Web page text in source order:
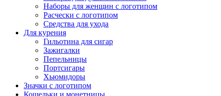
Наборы для женщин с логотипом
Расчески с логотипом
Средства для ухода
Для курения
Гильотина для сигар
Зажигалки
Пепельницы
Портсигары
Хьюмидоры
Значки с логотипом
Кошельки и монетницы